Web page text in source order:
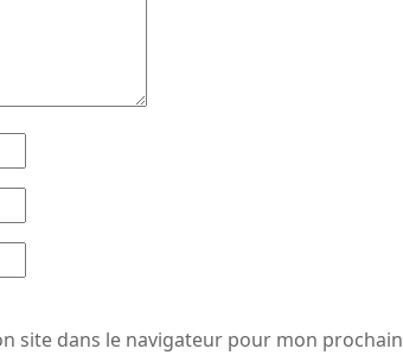
site dans le navigateur pour mon prochain